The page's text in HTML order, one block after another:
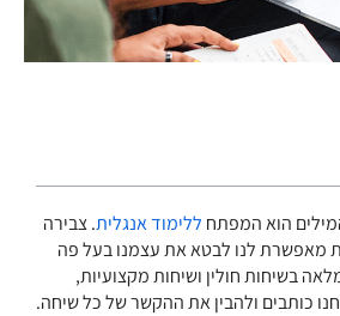
הוא המפתח ללימוד אנגלית. צבירה
מאפשרת לנו לבטא את עצמנו בעל פה
בשיחות חולין ושיחות מקצועיות,
כותבים ולהבין את ההקשר של כל שיחה.